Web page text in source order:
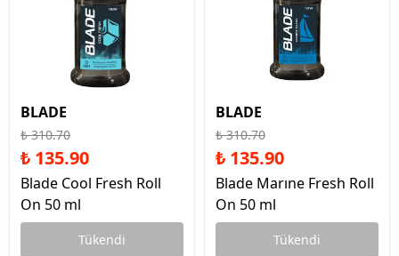
BLADE
₺ 310.70
₺ 135.90
Blade Cool Fresh Roll
On 50 ml
Tükendi
BLADE
₺ 310.70
₺ 135.90
Blade Marıne Fresh Roll
On 50 ml
Tükendi